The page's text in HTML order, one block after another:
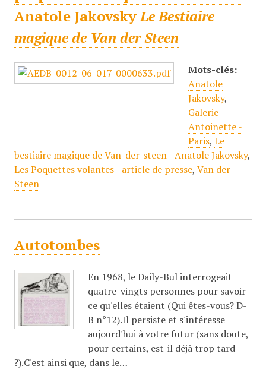
Anatole JakovskyLe Bestiaire
magique de Van der Steen
Mots-clés:
Anatole
Jakovsky,
Galerie
Antoinette -
Paris, Le
bestiaire magique de Van-der-steen - Anatole Jakovsky,
Les Poquettes volantes - article de presse, Van der
Steen
Autotombes
En 1968, le Daily-Bul interrogeait
quatre-vingts personnes pour savoir
ce qu'elles étaient (Qui êtes-vous? D-
B n°12).Il persiste et s'intéresse
aujourd'hui à votre futur (sans doute,
pour certains, est-il déjà trop tard
?).C'est ainsi que, dans le…